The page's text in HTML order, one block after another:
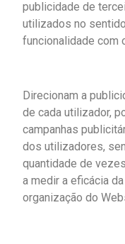
publicidade de
utilizados no
funcionalidade com
Direcionam a
de cada utilizador,
campanhas
dos utilizadores,
quantidade de
a medir a eficácia
organização do